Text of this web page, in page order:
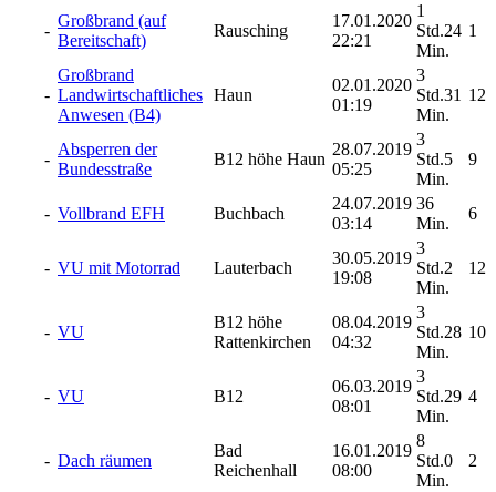
-
Großbrand (auf
Bereitschaft)
Rausching
17.01.2020
22:21
1
Std.24
Min.
1
-
Großbrand
Landwirtschaftliches
Anwesen (B4)
Haun
02.01.2020
01:19
3
Std.31
Min.
12
-
Absperren der
Bundesstraße
B12 höhe Haun
28.07.2019
05:25
3
Std.5
Min.
9
- Vollbrand EFH Buchbach
24.07.2019
03:14
36
Min.
6
- VU mit Motorrad Lauterbach
30.05.2019
19:08
3
Std.2
Min.
12
- VU
B12 höhe
Rattenkirchen
08.04.2019
04:32
3
Std.28
Min.
10
- VU B12
06.03.2019
08:01
3
Std.29
Min.
4
- Dach räumen
Bad
Reichenhall
16.01.2019
08:00
8
Std.0
Min.
2